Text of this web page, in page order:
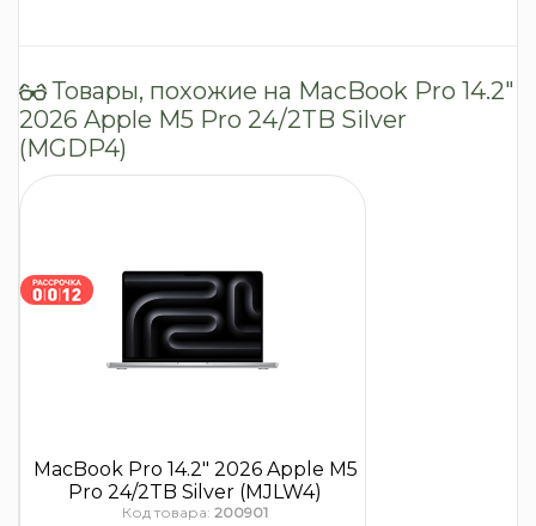
Товары, похожие на MacBook Pro 14.2″
2026 Apple M5 Pro 24/2TB Silver
(MGDP4)
MacBook Pro 14.2″ 2026 Apple M5
Pro 24/2TB Silver (MJLW4)
Код товара: 200901